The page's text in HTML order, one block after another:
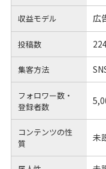
収益モデル 広
投稿数
集客方法
フォロワー数・
登録者数
コンテンツの性
質
未